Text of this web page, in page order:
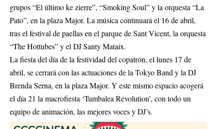
grupos “El último ke zierre”, “Smoking Soul” y la orquesta “La
Pato”, en la plaza Major. La música continuará el 16 de abril,
tras el festival de paellas en el parque de Sant Vicent, la orquesta
“The Hottubes” y el DJ Santy Mataix.
La fiesta del día de la festividad del copatrón, el lunes 17 de
abril, se cerrará con las actuaciones de la Tokyo Band y la DJ
Brenda Serna, en la plaza Major. Y este mismo espacio acogerá
el día 21 la macrofiesta ‘Tumbalea Revolution’, con todo un
equipo de animación, las mejores voces y DJ’s.